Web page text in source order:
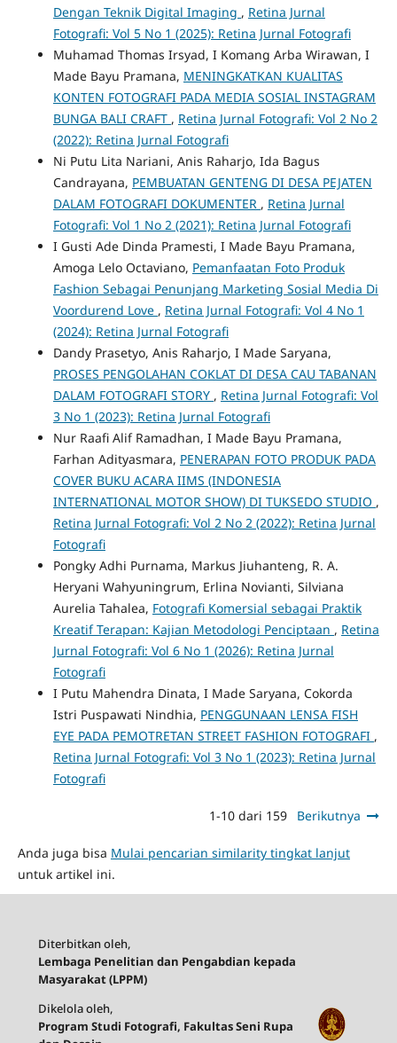
Dengan Teknik Digital Imaging , Retina Jurnal
Fotografi: Vol 5 No 1 (2025): Retina Jurnal Fotografi
Muhamad Thomas Irsyad, I Komang Arba Wirawan, I
Made Bayu Pramana, MENINGKATKAN KUALITAS
KONTEN FOTOGRAFI PADA MEDIA SOSIAL INSTAGRAM
BUNGA BALI CRAFT , Retina Jurnal Fotografi: Vol 2 No 2
(2022): Retina Jurnal Fotografi
Ni Putu Lita Nariani, Anis Raharjo, Ida Bagus
Candrayana, PEMBUATAN GENTENG DI DESA PEJATEN
DALAM FOTOGRAFI DOKUMENTER , Retina Jurnal
Fotografi: Vol 1 No 2 (2021): Retina Jurnal Fotografi
I Gusti Ade Dinda Pramesti, I Made Bayu Pramana,
Amoga Lelo Octaviano, Pemanfaatan Foto Produk
Fashion Sebagai Penunjang Marketing Sosial Media Di
Voordurend Love , Retina Jurnal Fotografi: Vol 4 No 1
(2024): Retina Jurnal Fotografi
Dandy Prasetyo, Anis Raharjo, I Made Saryana,
PROSES PENGOLAHAN COKLAT DI DESA CAU TABANAN
DALAM FOTOGRAFI STORY , Retina Jurnal Fotografi: Vol
3 No 1 (2023): Retina Jurnal Fotografi
Nur Raafi Alif Ramadhan, I Made Bayu Pramana,
Farhan Adityasmara, PENERAPAN FOTO PRODUK PADA
COVER BUKU ACARA IIMS (INDONESIA
INTERNATIONAL MOTOR SHOW) DI TUKSEDO STUDIO ,
Retina Jurnal Fotografi: Vol 2 No 2 (2022): Retina Jurnal
Fotografi
Pongky Adhi Purnama, Markus Jiuhanteng, R. A.
Heryani Wahyuningrum, Erlina Novianti, Silviana
Aurelia Tahalea, Fotografi Komersial sebagai Praktik
Kreatif Terapan: Kajian Metodologi Penciptaan , Retina
Jurnal Fotografi: Vol 6 No 1 (2026): Retina Jurnal
Fotografi
I Putu Mahendra Dinata, I Made Saryana, Cokorda
Istri Puspawati Nindhia, PENGGUNAAN LENSA FISH
EYE PADA PEMOTRETAN STREET FASHION FOTOGRAFI ,
Retina Jurnal Fotografi: Vol 3 No 1 (2023): Retina Jurnal
Fotografi
1-10 dari 159 Berikutnya
Anda juga bisa Mulai pencarian similarity tingkat lanjut
untuk artikel ini.
Diterbitkan oleh,
Lembaga Penelitian dan Pengabdian kepada
Masyarakat (LPPM)
Dikelola oleh,
Program Studi Fotografi, Fakultas Seni Rupa